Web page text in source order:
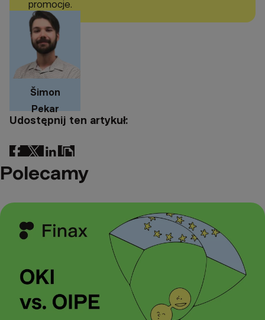
promocje.
Šimon
Pekar
Udostępnij ten artykuł:
Polecamy